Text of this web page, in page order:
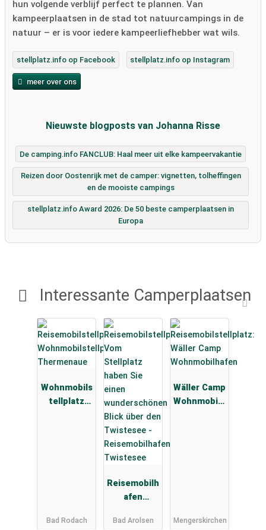
Interessante Camperplaatsen
Wohnmobils
tellplatz
Bad Rodach
Reisemobilh
afen
Bad Arolsen
Wäller Camp
Wohnmobilh
Mengerskirchen
hun volgende verblijf perfect te plannen. Van
kampeerplaatsen in de stad tot natuurcampings in de
natuur – er is voor iedere kampeerliefhebber wat wils.
stellplatz.info op Facebook stellplatz.info op Instagram
meer over ons
Nieuwste blogposts van Johanna Risse
De camping.info FANCLUB: Haal meer uit elke kampeervakantie
Reizen door Oostenrijk met de camper: vignetten, tolheffingen
en de mooiste campings
stellplatz.info Award 2026: De 50 beste camperplaatsen in
Europa